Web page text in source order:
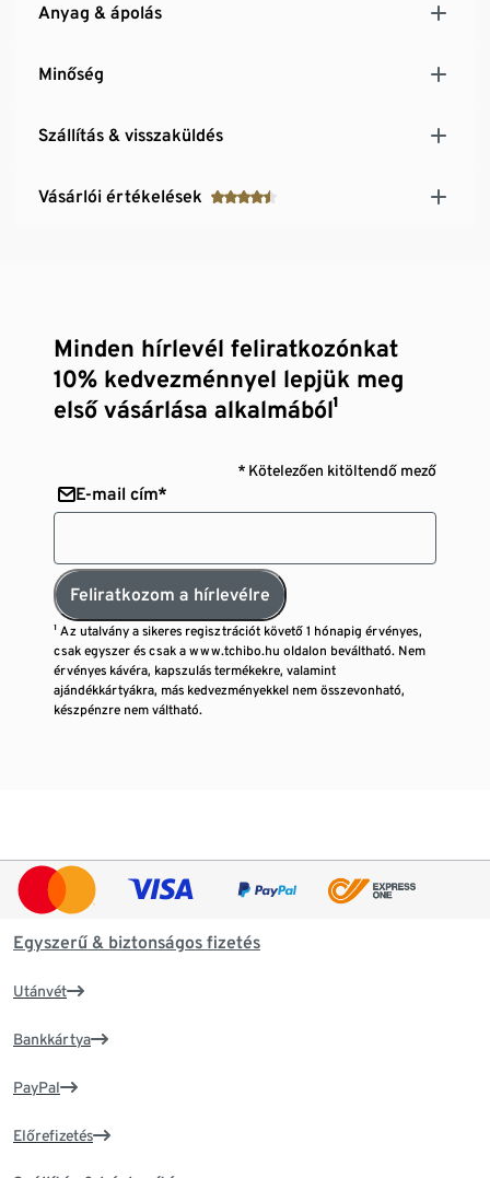
Anyag & ápolás
Minőség
Szállítás & visszaküldés
Vásárlói értékelések
Minden hírlevél feliratkozónkat
10% kedvezménnyel lepjük meg
első vásárlása alkalmából¹
* Kötelezően kitöltendő mező
E-mail cím*
Feliratkozom a hírlevélre
¹ Az utalvány a sikeres regisztrációt követő 1 hónapig érvényes,
csak egyszer és csak a www.tchibo.hu oldalon beváltható. Nem
érvényes kávéra, kapszulás termékekre, valamint
ajándékkártyákra, más kedvezményekkel nem összevonható,
készpénzre nem váltható.
Egyszerű & biztonságos fizetés
Utánvét
Bankkártya
PayPal
Előrefizetés